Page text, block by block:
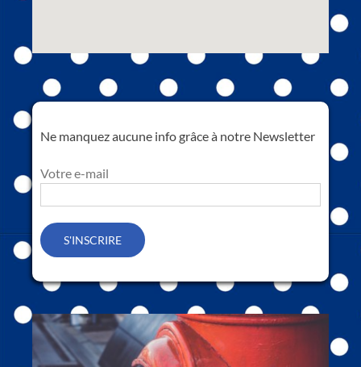
Ne manquez aucune info grâce à notre Newsletter
Votre e-mail